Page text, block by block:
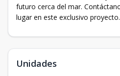
futuro cerca del mar.
lugar en este exclusivo proyecto.
Unidades